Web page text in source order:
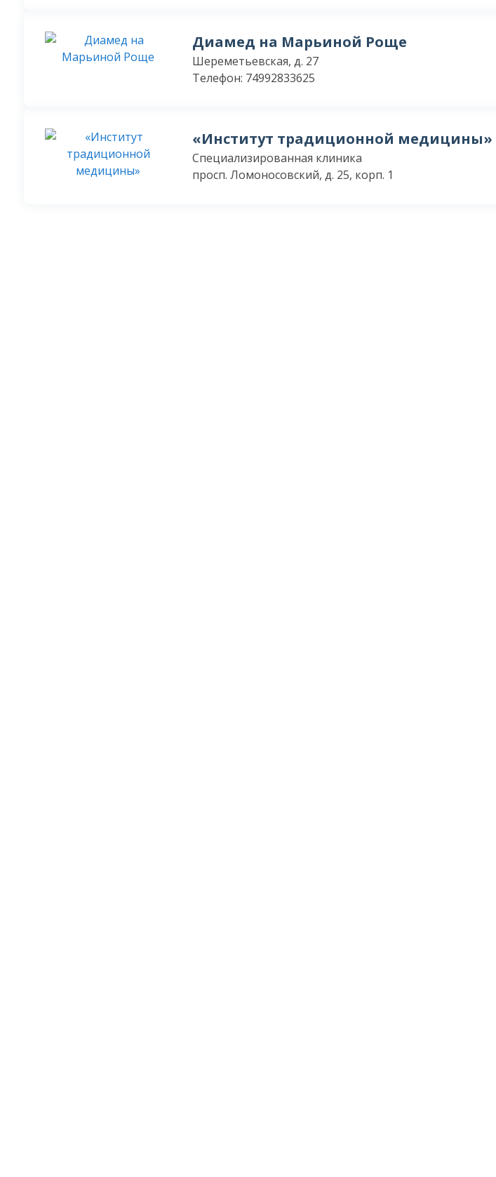
Диамед на Марьиной Роще
Шереметьевская, д. 27
Телефон: 74992833625
«Институт традиционной медицины»
Специализированная клиника
просп. Ломоносовский, д. 25, корп. 1